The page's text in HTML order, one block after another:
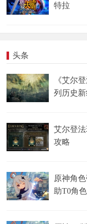
特拉
头条
《艾尔
列历史
艾尔登
攻略
原神角
助T0角